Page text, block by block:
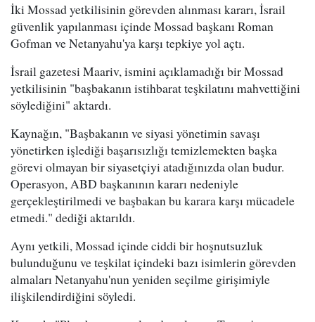
İki Mossad yetkilisinin görevden alınması kararı, İsrail
güvenlik yapılanması içinde Mossad başkanı Roman
Gofman ve Netanyahu'ya karşı tepkiye yol açtı.
İsrail gazetesi Maariv, ismini açıklamadığı bir Mossad
yetkilisinin "başbakanın istihbarat teşkilatını mahvettiğini
söylediğini" aktardı.
Kaynağın, "Başbakanın ve siyasi yönetimin savaşı
yönetirken işlediği başarısızlığı temizlemekten başka
görevi olmayan bir siyasetçiyi atadığınızda olan budur.
Operasyon, ABD başkanının kararı nedeniyle
gerçekleştirilmedi ve başbakan bu karara karşı mücadele
etmedi." dediği aktarıldı.
Aynı yetkili, Mossad içinde ciddi bir hoşnutsuzluk
bulunduğunu ve teşkilat içindeki bazı isimlerin görevden
almaları Netanyahu'nun yeniden seçilme girişimiyle
ilişkilendirdiğini söyledi.